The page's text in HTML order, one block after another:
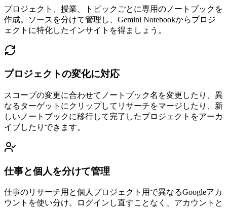
プロジェクト、授業、トピックごとに専用のノートブックを
作成。ソースを分けて管理し、Gemini Notebookからプロジ
ェクトに特化したインサイトを得ましょう。
プロジェクトの変化に対応
スコープの変更に合わせてノートブック名を変更したり、異
なるターゲットにクリップしてリサーチをマージしたり、新
しいノートブックに移行して完了したプロジェクトをアーカ
イブしたりできます。
仕事と個人を分けて管理
仕事のリサーチ用と個人プロジェクト用で異なるGoogleアカ
ウントを使い分け。ログインし直すことなく、アカウントと